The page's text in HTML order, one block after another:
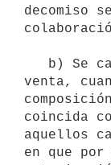
decomiso
venta,
coincida
aquellos
en que